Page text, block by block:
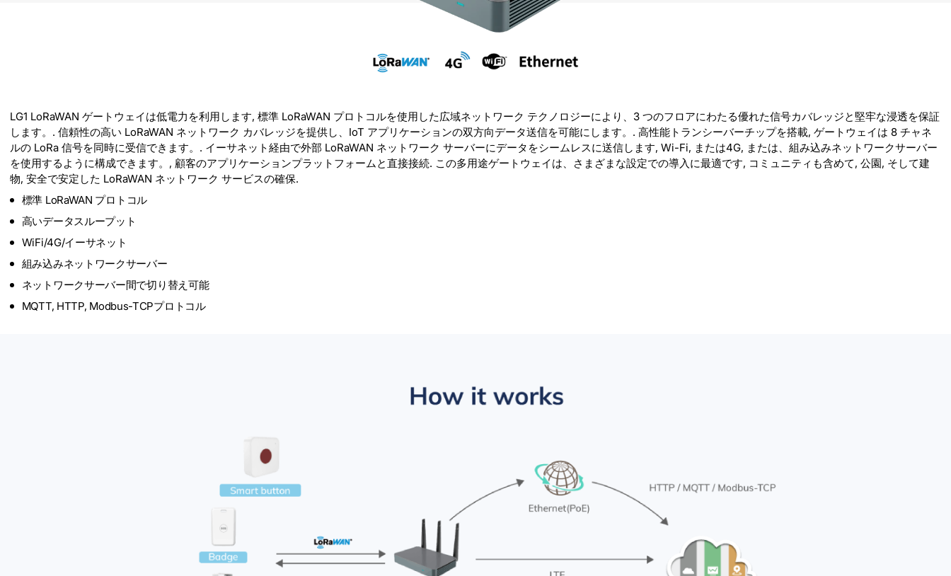
LG1 LoRaWAN ゲートウェイは低電力を利用します, 標準 LoRaWAN プロトコルを使用した広域ネットワーク テクノロジーにより、3 つのフロアにわたる優れた信号カバレッジと堅牢な浸透を保証
します。. 信頼性の高い LoRaWAN ネットワーク カバレッジを提供し、IoT アプリケーションの双方向データ送信を可能にします。. 高性能トランシーバーチップを搭載, ゲートウェイは 8 チャネ
ルの LoRa 信号を同時に受信できます。. イーサネット経由で外部 LoRaWAN ネットワーク サーバーにデータをシームレスに送信します, Wi-Fi, または4G, または、組み込みネットワークサーバー
を使用するように構成できます。, 顧客のアプリケーションプラットフォームと直接接続. この多用途ゲートウェイは、さまざまな設定での導入に最適です, コミュニティも含めて, 公園, そして建
物, 安全で安定した LoRaWAN ネットワーク サービスの確保.
標準 LoRaWAN プロトコル
高いデータスループット
WiFi/4G/イーサネット
組み込みネットワークサーバー
ネットワークサーバー間で切り替え可能
MQTT, HTTP, Modbus-TCPプロトコル